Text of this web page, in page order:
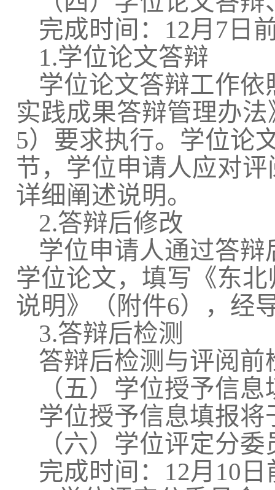
完成时间：12月7日
1.学位论文答辩
学位论文答辩工作
实践成果答辩管理办
5）要求执行。学位论
节，学位申请人应对
详细阐述说明。
2.答辩后修改
学位申请人通过答
学位论文，填写《东
说明》（附件6），经
3.答辩后检测
答辩后检测与评阅前
（五）学位授予信息
学位授予信息填报
（六）学位评定分
完成时间：12月10日